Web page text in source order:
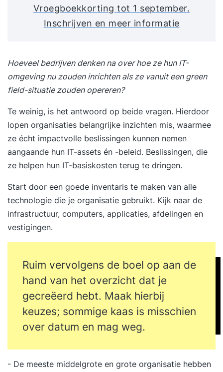
Vroegboekkorting tot 1 september.
Inschrijven en meer informatie
Hoeveel bedrijven denken na over hoe ze hun IT-
omgeving nu zouden inrichten als ze vanuit een green
field-situatie zouden opereren?
Te weinig, is het antwoord op beide vragen. Hierdoor
lopen organisaties belangrijke inzichten mis, waarmee
ze écht impactvolle beslissingen kunnen nemen
aangaande hun IT-assets én -beleid. Beslissingen, die
ze helpen hun IT-basiskosten terug te dringen.
Start door een goede inventaris te maken van alle
technologie die je organisatie gebruikt. Kijk naar de
infrastructuur, computers, applicaties, afdelingen en
vestigingen.
Ruim vervolgens de boel op aan de
hand van het overzicht dat je
gecreëerd hebt. Maak hierbij
keuzes; sommige kaas is misschien
over datum en mag weg.
- De meeste middelgrote en grote organisatie hebben